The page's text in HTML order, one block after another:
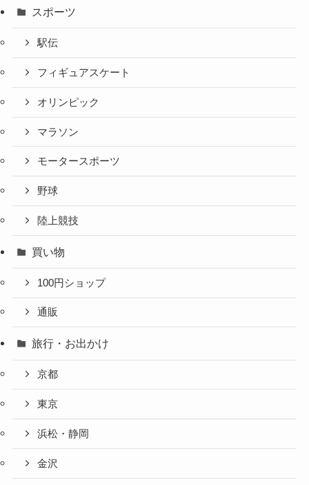
スポーツ
駅伝
フィギュアスケート
オリンピック
マラソン
モータースポーツ
野球
陸上競技
買い物
100円ショップ
通販
旅行・お出かけ
京都
東京
浜松・静岡
金沢